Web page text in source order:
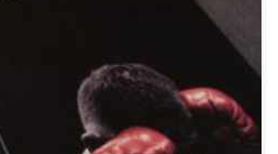
Gay Talese está
padres del llamado Nuevo
abordar la no ficción con los
creación de escenas,
siempre aplica la misma
su trabajo: […]